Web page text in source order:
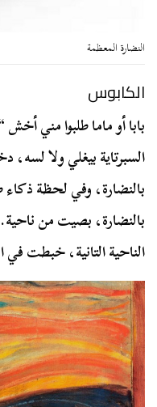
النضارة المعظمة
الكابوس
بابا أو ماما طلبوا مني
السبرتاية بيغلي ولا
بالنضارة، وفي لحظة
بالنضارة، بصيت من
الناحية التانية، خبطت في